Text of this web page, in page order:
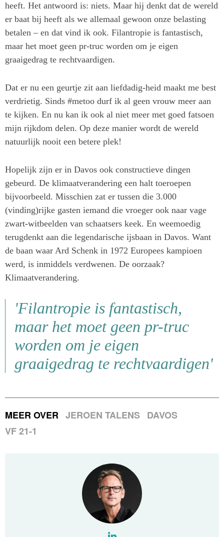
heeft. Het antwoord is: niets. Maar hij denkt dat de wereld
er baat bij heeft als we allemaal gewoon onze belasting
betalen – en dat vind ik ook. Filantropie is fantastisch,
maar het moet geen pr-truc worden om je eigen
graaigedrag te rechtvaardigen.
Dat er nu een geurtje zit aan liefdadig-heid maakt me best
verdrietig. Sinds #metoo durf ik al geen vrouw meer aan
te kijken. En nu kan ik ook al niet meer met goed fatsoen
mijn rijkdom delen. Op deze manier wordt de wereld
natuurlijk nooit een betere plek!
Hopelijk zijn er in Davos ook constructieve dingen
gebeurd. De klimaatverandering een halt toeroepen
bijvoorbeeld. Misschien zat er tussen die 3.000
(vinding)rijke gasten iemand die vroeger ook naar vage
zwart-witbeelden van schaatsers keek. En weemoedig
terugdenkt aan die legendarische ijsbaan in Davos. Want
de baan waar Ard Schenk in 1972 Europees kampioen
werd, is inmiddels verdwenen. De oorzaak?
Klimaatverandering.
'Filantropie is fantastisch,
maar het moet geen pr-truc
worden om je eigen
graaigedrag te rechtvaardigen'
MEER OVER JEROEN TALENS DAVOS
VF 21-1